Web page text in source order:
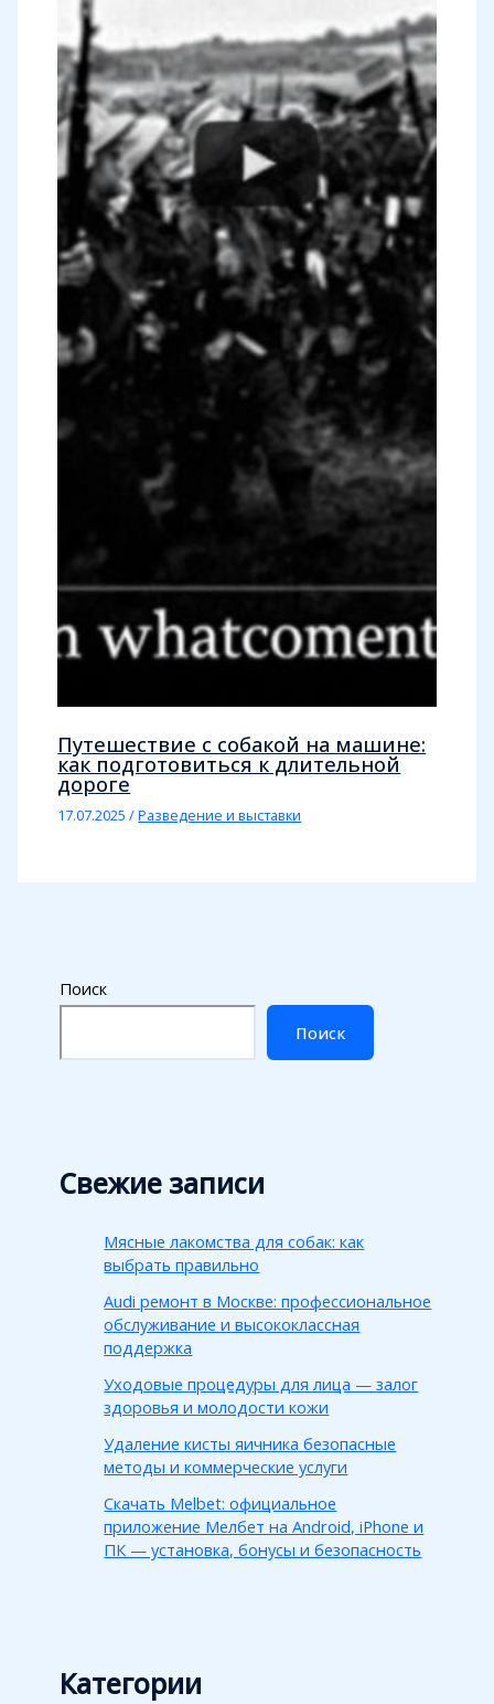
Путешествие с собакой на машине:
как подготовиться к длительной
дороге
17.07.2025/Разведение и выставки
Поиск
Поиск
Свежие записи
Мясные лакомства для собак: как
выбрать правильно
Audi ремонт в Москве: профессиональное
обслуживание и высококлассная
поддержка
Уходовые процедуры для лица — залог
здоровья и молодости кожи
Удаление кисты яичника безопасные
методы и коммерческие услуги
Скачать Melbet: официальное
приложение Мелбет на Android, iPhone и
ПК — установка, бонусы и безопасность
Категории